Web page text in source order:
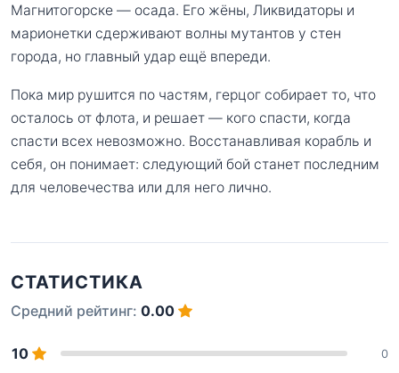
Магнитогорске — осада. Его жёны, Ликвидаторы и
марионетки сдерживают волны мутантов у стен
города, но главный удар ещё впереди.
Пока мир рушится по частям, герцог собирает то, что
осталось от флота, и решает — кого спасти, когда
спасти всех невозможно. Восстанавливая корабль и
себя, он понимает: следующий бой станет последним
для человечества или для него лично.
СТАТИСТИКА
Средний рейтинг: 0.00
10 0